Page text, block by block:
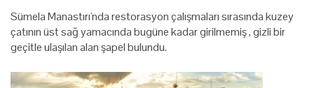
Sümela Manastırı'nda restorasyon çalışmaları sırasında kuzey
çatının üst sağ yamacında bugüne kadar girilmemiş , gizli bir
geçitle ulaşılan alan şapel bulundu.